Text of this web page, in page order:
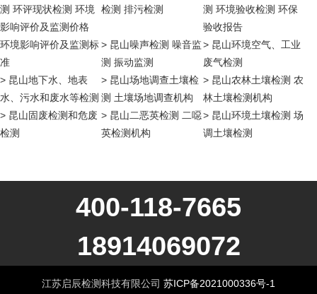
测 环评现状检测 环境
影响评价及监测价格
环境影响评价及监测标
准
检测 排污检测
测 环境验收检测 环保
验收报告
> 昆山噪声检测 噪音监
测 振动监测
> 昆山环境空气、工业
废气检测
> 昆山地下水、地表
水、污水和废水等检测
> 昆山场地调查土壤检
测 土壤场地调查机构
> 昆山农林土壤检测 农
林土壤检测机构
> 昆山固废检测和危废
检测
> 昆山二恶英检测 二噁
英检测机构
> 昆山环境土壤检测 场
调土壤检测
400-118-7665
18914069072
江苏启辰检测科技有限公司 苏ICP备2021000336号-1